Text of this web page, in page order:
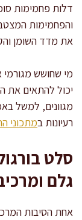
דלות פחמימות
והפחמימות
את מדד השומן
מי שחושש מגורמי
יכול להתאים את
מגוונים, למשל
רעיונות במתכוני
סלט
גלם
אחת הסיבות